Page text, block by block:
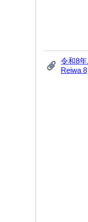
令和8
Reiwa 8